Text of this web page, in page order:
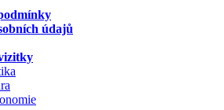
údajů